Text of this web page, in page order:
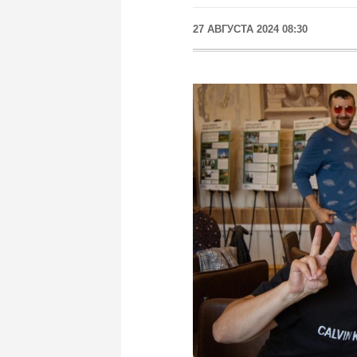
27 АВГУСТА 2024 08:30